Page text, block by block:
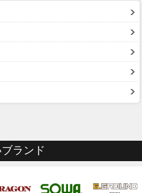
ランド